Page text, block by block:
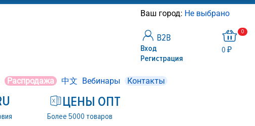
Ваш город: Не выбрано
Вход
Регистрация
0
0 ₽
Распродажа 中文 Вебинары Контакты
ЦЕНЫ ОПТ
Более 5000 товаров